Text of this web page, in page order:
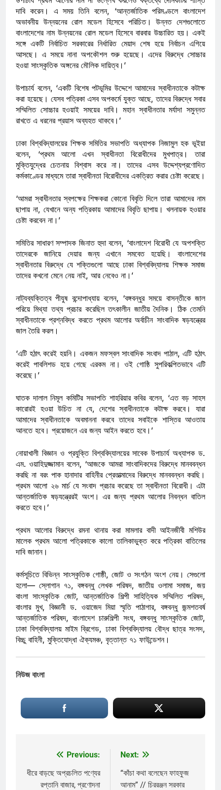
দাবি করেন। এ সময় তিনি বলেন, ‘আন্তর্জাতিক পরিমণ্ডলে বাংলাদেশ
অভাবনীয় উন্নয়নের রোল মডেল হিসেবে পরিচিত। উন্নত দেশগুলোতে
বাংলাদেশের নাম উন্নয়নের রোল মডেল হিসেবে বারবার উচ্চারিত হয়। একই
সঙ্গে একটি নির্বাচিত সরকারের নির্ধারিত মেয়াদ শেষ হয়ে নির্বাচন এগিয়ে
আসছে। এ সময়ে নানা অপকৌশল শুরু হয়েছে। এদের বিরুদ্ধে সোচ্চার
হওয়া সাংস্কৃতিক অঙ্গনের মৌলিক দায়িত্ব।’
উপাচার্য বলেন, ‘একটি বিশেষ পটভূমির উদ্দেশে আমাদের স্বাধীনতাকে কটাক্ষ
করা হয়েছে। যেসব পত্রিকা এসব অপকর্মে যুক্ত আছে, তাদের বিরুদ্ধে সবার
সম্মিলিত সোচ্চার হওয়াই সময়ের দাবি। মহান স্বাধীনতার মর্যাদা সমুন্নত
রাখতে এ ধরনের প্রয়াস অব্যহত থাকবে।’
ঢাকা বিশ্ববিদ্যালয়ের শিক্ষক সমিতির সভাপতি অধ্যাপক নিজামুল হক ভূইয়া
বলেন, ‘প্রথম আলো এখন স্বাধীনতা বিরোধীদের মুখপাত্র। তারা
মুক্তিযুদ্ধের চেতনায় বিশ্বাস করে না। তাদের এসব উদ্দেশ্যপ্রণোদিত
কর্মকাণ্ডের মাধ্যমে তারা স্বাধীনতা বিরোধীদের একত্রিত করার চেষ্টা করেছে।
‘আমরা স্বাধীনতার স্বপক্ষের শিক্ষকরা কোনো বিবৃতি দিলে তারা আমাদের নাম
ছাপায় না, যেখানে অন্য পত্রিকায় আমাদের বিবৃতি ছাপায়। খলনায়ক হওয়ার
চেষ্টা করবেন না।’
সমিতির সাধারণ সম্পাদক জিনাত হুদা বলেন, ‘বাংলাদেশ বিরোধী যে অপশক্তি
তাদেরকে জানিয়ে দেয়ার জন্য এখানে সমবেত হয়েছি। বাংলাদেশের
স্বাধীনতার বিরুদ্ধে যে শক্তিগুলো আছে ঢাকা বিশ্ববিদ্যালয় শিক্ষক সমাজ
তাদের কখনো মেনে নেয় নাই, আর নেবেও না।’
নাট্যব্যক্তিত্ব পীযুষ বন্দোপাধ্যায় বলেন, ‘বঙ্গবন্ধুর সময়ে বাসন্তীকে জাল
পরিয়ে মিথ্যা তথ্য প্রচার করেছিল তৎকালীন জাতীয় দৈনিক। ঠিক তেমনি
স্বাধীনতাকে প্রশ্নবিদ্ধ করতে প্রথম আলোর অর্বাচীন সাংবাদিক ষড়যন্ত্রের
জাল তৈরি করল।
‘এটি হঠাৎ করেই হয়নি। একজন মফস্বল সাংবাদিক সংবাদ পাঠাল, এটি হঠাৎ
করেই পাবলিশড হয়ে গেছে এরকম না। ওই গোষ্ঠি সুপরিকল্পিতভাবে এটি
করেছে।’
ঘাতক দালাল নিমূল কমিটির সভাপতি শাহরিয়ার কবির বলেন, ‘এত বড় সাহস
কারোরই হওয়া উচিত না যে, দেশের স্বাধীনতাকে কটাক্ষ করবে। যারা
আমাদের স্বাধীনতাকে অবমাননা করবে তাদের সবাইকে শাস্তির আওতায়
আনতে হবে। প্রয়োজনে এর জন্য আইন করতে হবে।’
নোয়াখালী বিজ্ঞান ও প্রযুক্তি বিশ্ববিদ্যালয়ের সাবেক উপাচার্য অধ্যাপক ড.
এম. ওয়াহিদুজ্জামান বলেন, ‘আজকে আমরা সাংবাদিকদের বিরুদ্ধে মানববন্ধন
করছি না বরং পাক হানাদার বাহিনীর প্রেতাত্মাদের বিরুদ্ধে মানববন্ধন করছি।
প্রথম আলো ২৬ মার্চ যে সংবাদ প্রচার করেছে তা স্বাধীনতা বিরোধী। এটা
আন্তর্জাতিক ষড়যন্ত্রেরই অংশ। এর জন্য প্রথম আলোর নিবন্ধন বাতিল
করতে হবে।’
প্রথম আলোর বিরুদ্ধে রমনা থানায় করা মামলার বাদী আইনজীবী মশিউর
মালেক প্রথম আলো পত্রিকাকে কালো তালিকাভুক্ত করে পত্রিকা বাতিলের
দাবি জানান।
কর্মসূচিতে বিভিন্ন সাংস্কৃতিক গোষ্ঠী, জোট ও সংগঠন অংশ নেয়। সেগুলো
হলো— স্লোগান ৭১, বঙ্গবন্ধু লেখক পরিষদ, জাতীয় ওলামা সমাজ, জয়
বাংলা সাংস্কৃতিক জোট, আন্তর্জাতিক শিল্পী সাহিত্যিক সম্মিলিত পরিষদ,
বাংলার মুখ, বিজ্ঞানী ড. ওয়াজেদ মিয়া স্মৃতি পাঠাগার, বঙ্গবন্ধু জন্মশতবর্ষ
আন্তর্জাতিক পরিষদ, বাংলাদেশ চারুশিল্পী সংঘ, বঙ্গবন্ধু সাংস্কৃতিক জোট,
ঢাকা বিশ্ববিদ্যালয় মাইম ব্রিগেড, ঢাকা বিশ্ববিদ্যালয় বৌদ্ধ ছাত্র সংসদ,
বিচ্চু বাহিনী, মুক্তিযোদ্ধা ঐক্যমঞ্চ, বৃত্তান্ত ৭১ ফাউন্ডেশন।
নিউজ বাংলা
navigation
Previous:
ধীরে বাড়ছে অপ্রচলিত পণ্যের
রপ্তানি বাজার, প্রণোদনা
Next:
“কাঁচা কথা বলেছেন ফাহফুজ
আনাম” // চিররঞ্জন সরকার